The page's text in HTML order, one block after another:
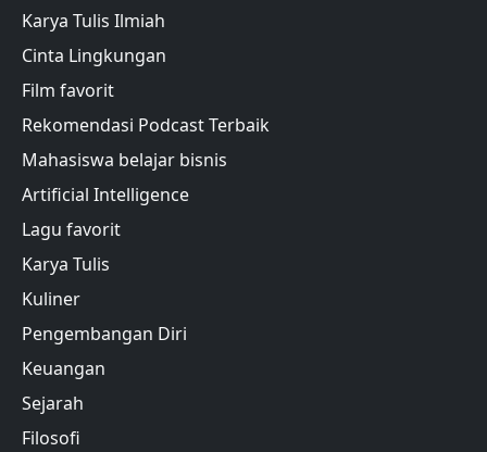
Karya Tulis Ilmiah
Cinta Lingkungan
Film favorit
Rekomendasi Podcast Terbaik
Mahasiswa belajar bisnis
Artificial Intelligence
Lagu favorit
Karya Tulis
Kuliner
Pengembangan Diri
Keuangan
Sejarah
Filosofi